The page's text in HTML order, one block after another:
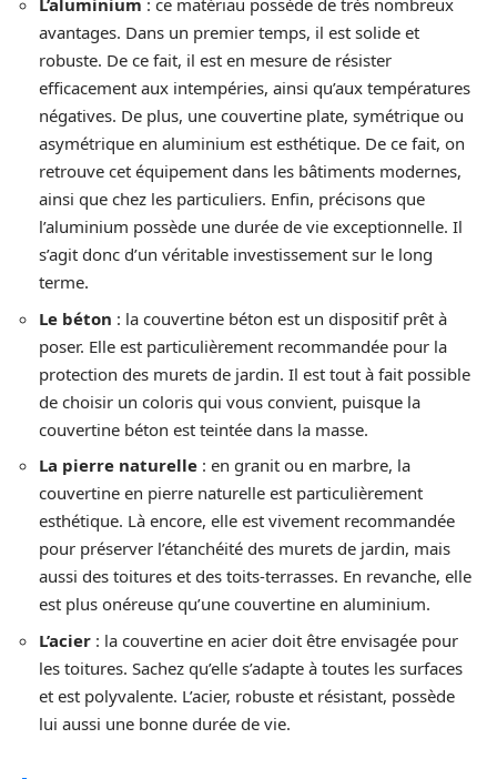
L’aluminium : ce matériau possède de très nombreux
avantages. Dans un premier temps, il est solide et
robuste. De ce fait, il est en mesure de résister
efficacement aux intempéries, ainsi qu’aux températures
négatives. De plus, une couvertine plate, symétrique ou
asymétrique en aluminium est esthétique. De ce fait, on
retrouve cet équipement dans les bâtiments modernes,
ainsi que chez les particuliers. Enfin, précisons que
l’aluminium possède une durée de vie exceptionnelle. Il
s’agit donc d’un véritable investissement sur le long
terme.
Le béton : la couvertine béton est un dispositif prêt à
poser. Elle est particulièrement recommandée pour la
protection des murets de jardin. Il est tout à fait possible
de choisir un coloris qui vous convient, puisque la
couvertine béton est teintée dans la masse.
La pierre naturelle : en granit ou en marbre, la
couvertine en pierre naturelle est particulièrement
esthétique. Là encore, elle est vivement recommandée
pour préserver l’étanchéité des murets de jardin, mais
aussi des toitures et des toits-terrasses. En revanche, elle
est plus onéreuse qu’une couvertine en aluminium.
L’acier : la couvertine en acier doit être envisagée pour
les toitures. Sachez qu’elle s’adapte à toutes les surfaces
et est polyvalente. L’acier, robuste et résistant, possède
lui aussi une bonne durée de vie.